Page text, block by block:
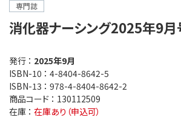
専門誌
消化器ナーシング2025年9月
発行 ： 2025年9月
ISBN-10 ： 4-8404-8642-5
ISBN-13 ： 978-4-8404-8642-2
商品コード ： 130112509
在庫 ： 在庫あり（申込可）